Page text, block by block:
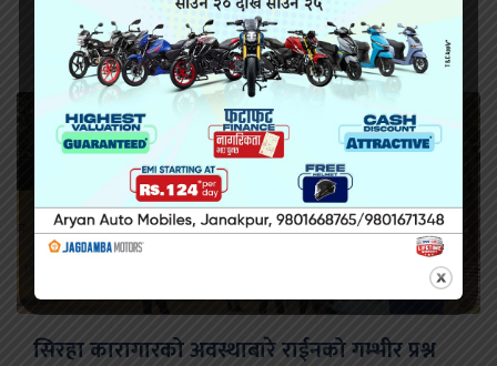
सिरहा कारागारको अवस्थाबारे राईनको गम्भीर प्रश्न